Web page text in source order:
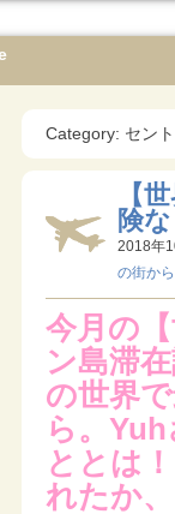
Category: セン
【
険
2018年
の街から
今月の
ン島滞
の世界
ら。
ととは
れたか